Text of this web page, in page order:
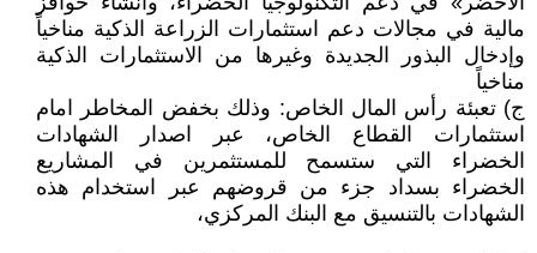
مالية في مجالات دعم استثمارات الزراعة الذكية مناخياً
وإدخال البذور الجديدة وغيرها من الاستثمارات الذكية
مناخياً
ج) تعبئة رأس المال الخاص: وذلك بخفض المخاطر امام
استثمارات القطاع الخاص، عبر اصدار الشهادات
الخضراء التي ستسمح للمستثمرين في المشاريع
الخضراء بسداد جزء من قروضهم عبر استخدام هذه
الشهادات بالتنسيق مع البنك المركزي،